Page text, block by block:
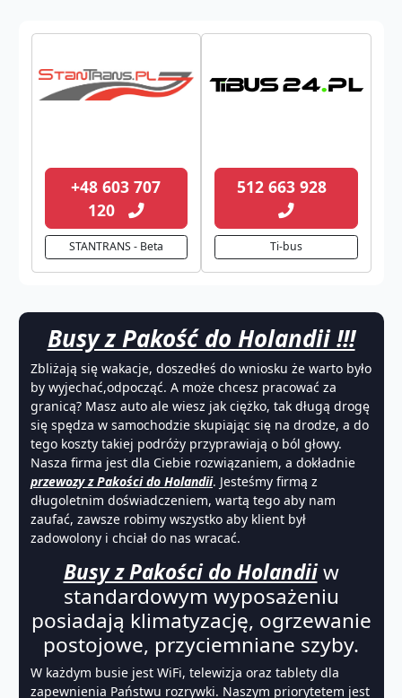
+48 603 707
120
STANTRANS - Beta
512 663 928
Ti-bus
Busy z Pakość do Holandii !!!
Zbliżają się wakacje, doszedłeś do wniosku że warto było
by wyjechać,odpocząć. A może chcesz pracować za
granicą? Masz auto ale wiesz jak ciężko, tak długą drogę
się spędza w samochodzie skupiając się na drodze, a do
tego koszty takiej podróży przyprawiają o ból głowy.
Nasza firma jest dla Ciebie rozwiązaniem, a dokładnie
przewozy z Pakości do Holandii. Jesteśmy firmą z
długoletnim doświadczeniem, wartą tego aby nam
zaufać, zawsze robimy wszystko aby klient był
zadowolony i chciał do nas wracać.
Busy z Pakości do Holandiiw
standardowym wyposażeniu
posiadają klimatyzację, ogrzewanie
postojowe, przyciemniane szyby.
W każdym busie jest WiFi, telewizja oraz tablety dla
zapewnienia Państwu rozrywki. Naszym priorytetem jest